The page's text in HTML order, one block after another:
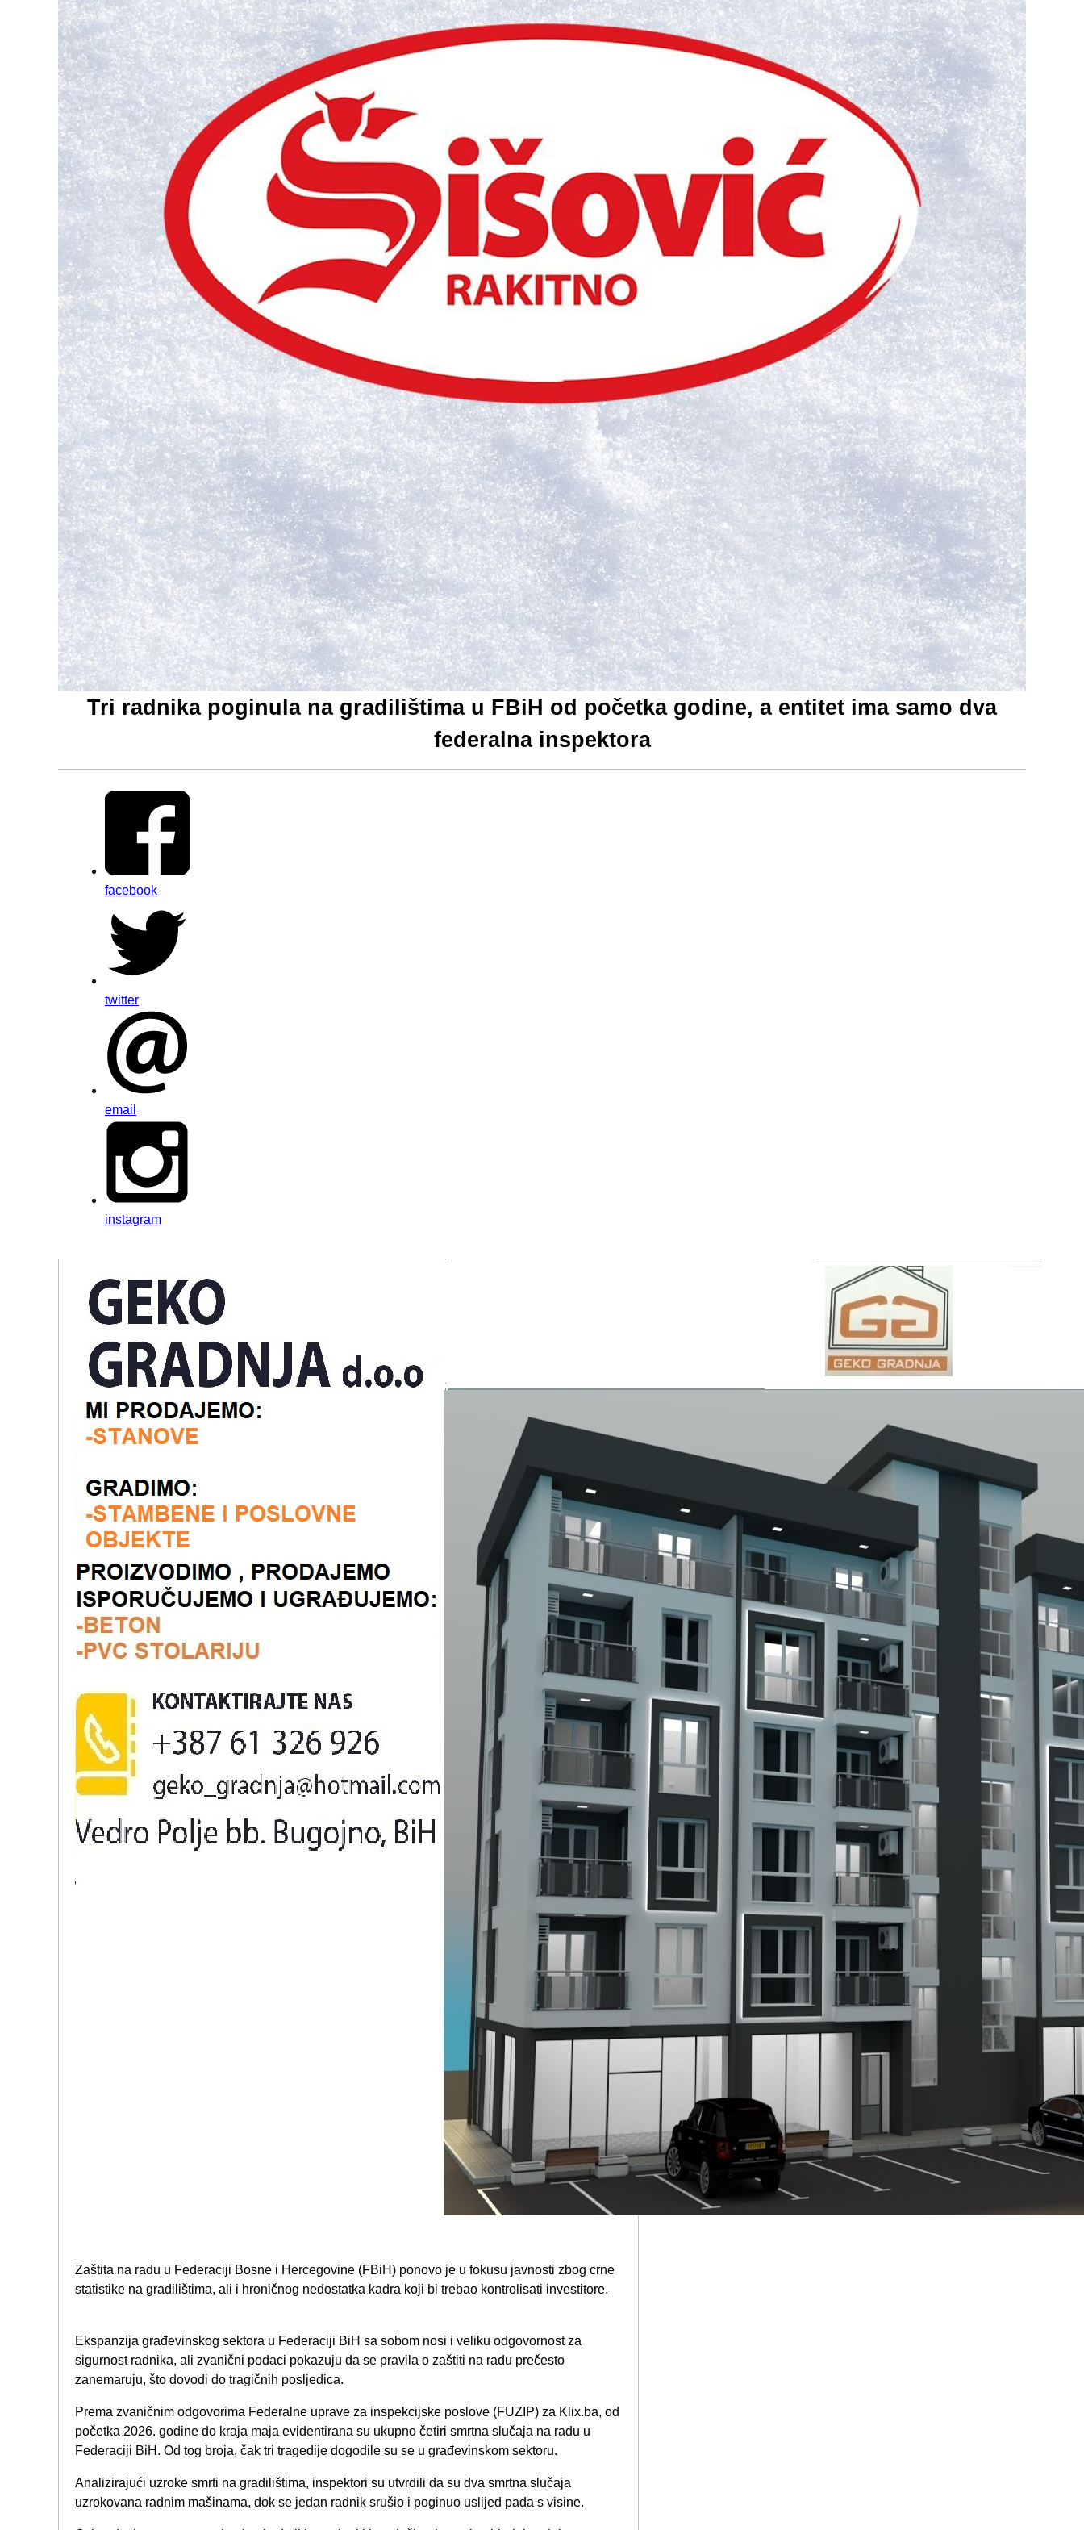
Tri radnika poginula na gradilištima u FBiH od početka godine, a entitet ima samo dva
federalna inspektora
facebook
twitter
email
instagram
Zaštita na radu u Federaciji Bosne i Hercegovine (FBiH) ponovo je u fokusu javnosti zbog crne
statistike na gradilištima, ali i hroničnog nedostatka kadra koji bi trebao kontrolisati investitore.
Ekspanzija građevinskog sektora u Federaciji BiH sa sobom nosi i veliku odgovornost za
sigurnost radnika, ali zvanični podaci pokazuju da se pravila o zaštiti na radu prečesto
zanemaruju, što dovodi do tragičnih posljedica.
Prema zvaničnim odgovorima Federalne uprave za inspekcijske poslove (FUZIP) za Klix.ba, od
početka 2026. godine do kraja maja evidentirana su ukupno četiri smrtna slučaja na radu u
Federaciji BiH. Od tog broja, čak tri tragedije dogodile su se u građevinskom sektoru.
Analizirajući uzroke smrti na gradilištima, inspektori su utvrdili da su dva smrtna slučaja
uzrokovana radnim mašinama, dok se jedan radnik srušio i poginuo uslijed pada s visine.